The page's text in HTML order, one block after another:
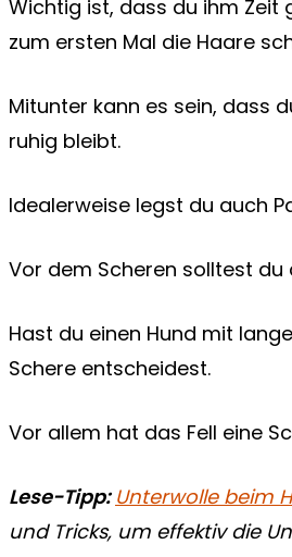
Wichtig ist, dass du ihm Zeit
zum ersten Mal die Haare
Mitunter kann es sein, dass
ruhig bleibt.
Idealerweise legst du auch
Vor dem Scheren solltest
Hast du einen Hund mit
Schere entscheidest.
Vor allem hat das Fell eine
Lese-Tipp: Unterwolle beim
und Tricks, um effektiv die